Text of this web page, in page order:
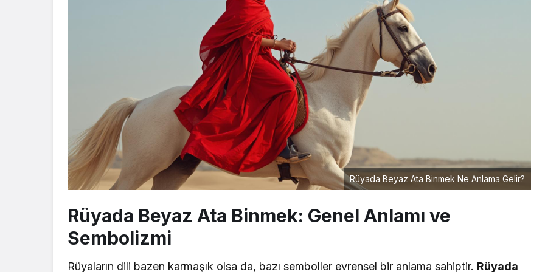
Rüyada Beyaz Ata Binmek Ne Anlama Gelir?
Rüyada Beyaz Ata Binmek: Genel Anlamı ve
Sembolizmi
Rüyaların dili bazen karmaşık olsa da, bazı semboller evrensel bir anlama sahiptir. Rüyada